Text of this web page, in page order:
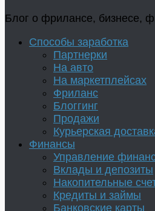
Блог о фрилансе, бизнесе,
Способы заработка
Партнерки
На авто
На маркетплейсах
Фриланс
Блоггинг
Продажи
Курьерская
Финансы
Управление
Вклады и депозиты
Накопительные
Кредиты и займы
Банковские карты